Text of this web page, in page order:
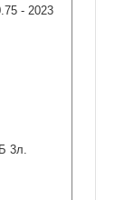
- 2023
3л.